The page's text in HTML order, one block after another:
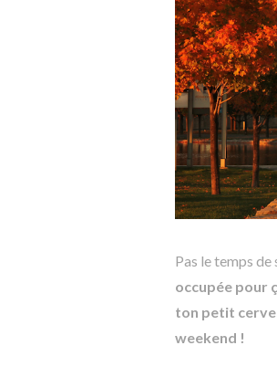
Pas le temps de
occupée pour
ton petit
weekend !